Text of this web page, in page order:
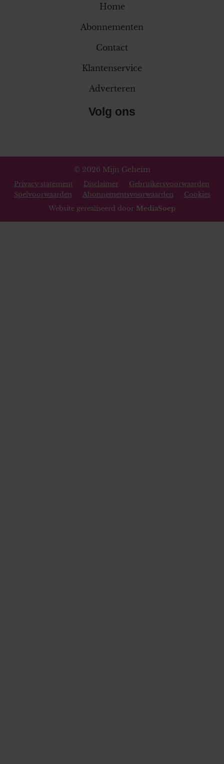
Home
Abonnementen
Contact
Klantenservice
Adverteren
Volg ons
© 2026 Mijn Geheim
Privacy statement Disclaimer
Gebruikersvoorwaarden
Spelvoorwaarden
Abonnementsvoorwaarden
Cookies
Website gerealiseerd door MediaSoep